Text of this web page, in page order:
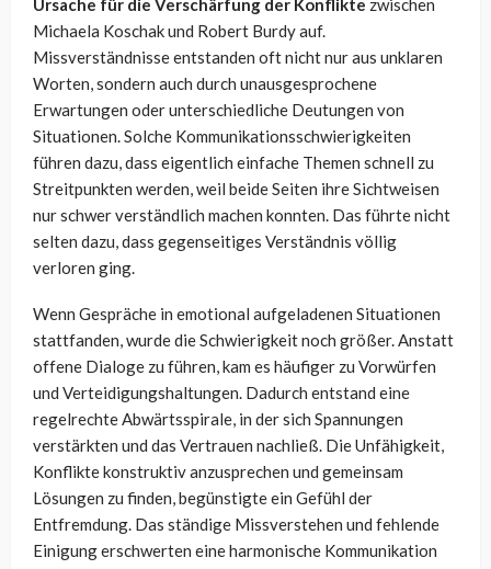
Ursache für die Verschärfung der Konflikte zwischen
Michaela Koschak und Robert Burdy auf.
Missverständnisse entstanden oft nicht nur aus unklaren
Worten, sondern auch durch unausgesprochene
Erwartungen oder unterschiedliche Deutungen von
Situationen. Solche Kommunikationsschwierigkeiten
führen dazu, dass eigentlich einfache Themen schnell zu
Streitpunkten werden, weil beide Seiten ihre Sichtweisen
nur schwer verständlich machen konnten. Das führte nicht
selten dazu, dass gegenseitiges Verständnis völlig
verloren ging.
Wenn Gespräche in emotional aufgeladenen Situationen
stattfanden, wurde die Schwierigkeit noch größer. Anstatt
offene Dialoge zu führen, kam es häufiger zu Vorwürfen
und Verteidigungshaltungen. Dadurch entstand eine
regelrechte Abwärtsspirale, in der sich Spannungen
verstärkten und das Vertrauen nachließ. Die Unfähigkeit,
Konflikte konstruktiv anzusprechen und gemeinsam
Lösungen zu finden, begünstigte ein Gefühl der
Entfremdung. Das ständige Missverstehen und fehlende
Einigung erschwerten eine harmonische Kommunikation